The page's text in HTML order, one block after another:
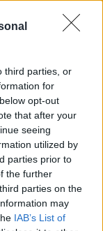
third parties, or
for
opt-out
that after your
seeing
utilized by
parties prior to
the further
parties on the
may
IAB’s List of